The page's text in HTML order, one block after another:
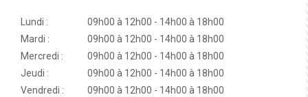
Lundi :
09h00 à 12h00 - 14h00 à 18h00
Mardi :
09h00 à 12h00 - 14h00 à 18h00
Mercredi :
09h00 à 12h00 - 14h00 à 18h00
Jeudi :
09h00 à 12h00 - 14h00 à 18h00
Vendredi :
09h00 à 12h00 - 14h00 à 18h00